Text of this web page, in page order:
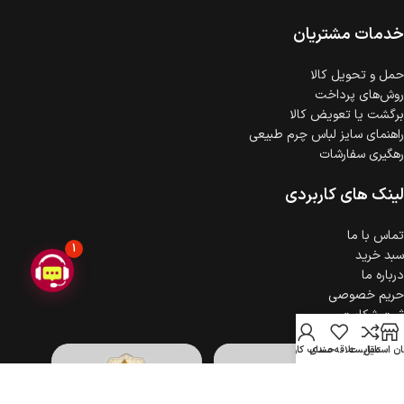
گارانتی معتبر برای تمامی محصولات ارائه می‌شود.خدمات مشتریان
حمل‌ و تحویل کالا
روش‌های پرداخت
برگشت یا تعویض کالا
راهنمای سایز لباس چرم طبیعی
رهگیری سفارشات
لینک های کاربردی
تماس با ما
سبد خرید
درباره ما
حریم خصوصی
ثبت شکایت
استایلمقایسهعلاقه مندی
حساب کاربری
1